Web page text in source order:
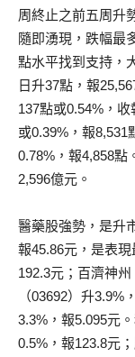
周終止之前五周升
隨即湧現，跌幅最
點水平找到支持，
日升37點，報
137點或0.54%，
或0.39%，報8,531
0.78%，報4,858點
2,596億元。
醫藥股強勢，是升
報45.86元，是表
192.3元；百濟神
（03692）升
3.3%，報5.095元
0.5%，報123.8元